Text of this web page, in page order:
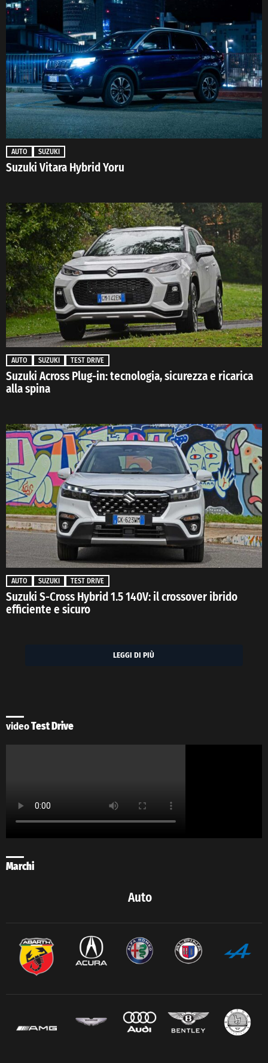
AUTO SUZUKI
Suzuki Vitara Hybrid Yoru
AUTO SUZUKI TEST DRIVE
Suzuki Across Plug-in: tecnologia, sicurezza e ricarica
alla spina
AUTO SUZUKI TEST DRIVE
Suzuki S-Cross Hybrid 1.5 140V: il crossover ibrido
efficiente e sicuro
LEGGI DI PIÙ
videoTest Drive
Marchi
Auto